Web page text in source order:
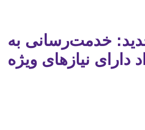
خدمت‌رسانی به
دارای نیازهای ویژه